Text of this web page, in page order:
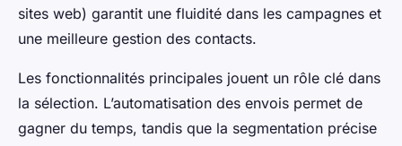
sites web) garantit une fluidité dans les campagnes et
une meilleure gestion des contacts.
Les fonctionnalités principales jouent un rôle clé dans
la sélection. L’automatisation des envois permet de
gagner du temps, tandis que la segmentation précise